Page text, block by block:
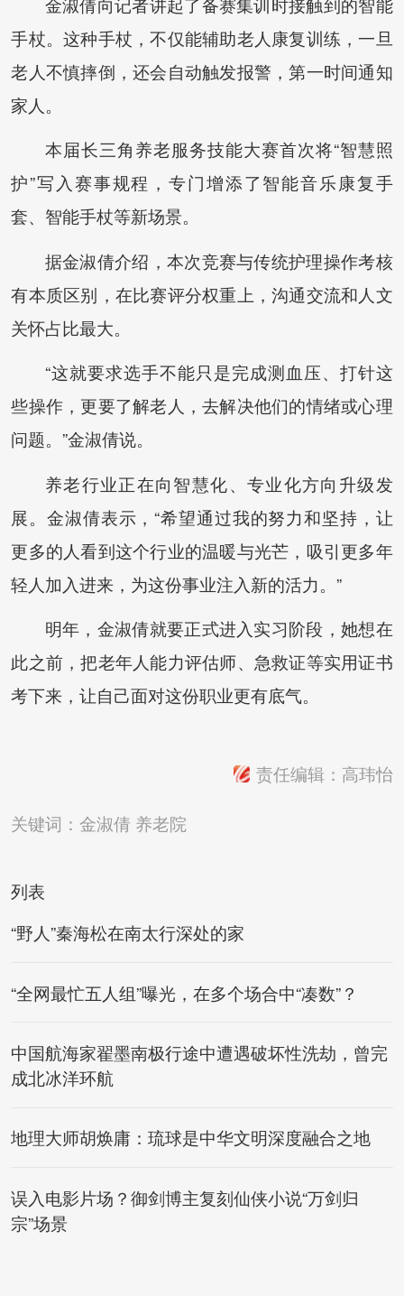
手杖。这种手杖，不仅能辅助老人康复训练，一旦
老人不慎摔倒，还会自动触发报警，第一时间通知
家人。
本届长三角养老服务技能大赛首次将“智慧照
护”写入赛事规程，专门增添了智能音乐康复手
套、智能手杖等新场景。
据金淑倩介绍，本次竞赛与传统护理操作考核
有本质区别，在比赛评分权重上，沟通交流和人文
关怀占比最大。
“这就要求选手不能只是完成测血压、打针这
些操作，更要了解老人，去解决他们的情绪或心理
问题。”金淑倩说。
养老行业正在向智慧化、专业化方向升级发
展。金淑倩表示，“希望通过我的努力和坚持，让
更多的人看到这个行业的温暖与光芒，吸引更多年
轻人加入进来，为这份事业注入新的活力。”
明年，金淑倩就要正式进入实习阶段，她想在
此之前，把老年人能力评估师、急救证等实用证书
考下来，让自己面对这份职业更有底气。
责任编辑：高玮怡
关键词：金淑倩 养老院
列表
“野人”秦海松在南太行深处的家
“全网最忙五人组”曝光，在多个场合中“凑数”？
中国航海家翟墨南极行途中遭遇破坏性洗劫，曾完
成北冰洋环航
地理大师胡焕庸：琉球是中华文明深度融合之地
误入电影片场？御剑博主复刻仙侠小说“万剑归
宗”场景